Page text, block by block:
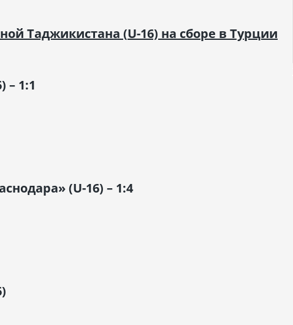
Таджикистана (U-16) на сборе в Турции
– 1:1
(U-16) – 1:4